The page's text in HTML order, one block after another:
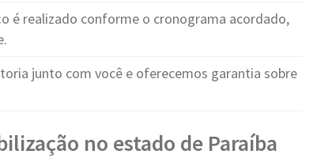
é realizado conforme o cronograma acordado,
junto com você e oferecemos garantia sobre
no estado de Paraíba